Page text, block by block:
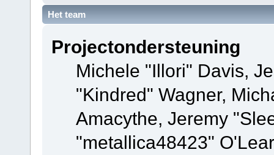
Het team
Projectondersteuning
Michele "Illori" Davis,
"Kindred" Wagner,
Amacythe, Jeremy
"metallica48423"